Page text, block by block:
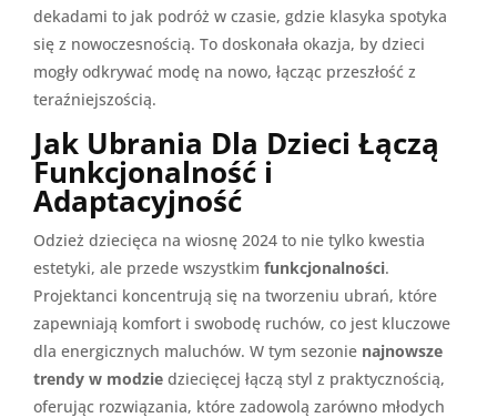
dekadami to jak podróż w czasie, gdzie klasyka spotyka
się z nowoczesnością. To doskonała okazja, by dzieci
mogły odkrywać modę na nowo, łącząc przeszłość z
teraźniejszością.
Jak Ubrania Dla Dzieci Łączą
Funkcjonalność i
Adaptacyjność
Odzież dziecięca na wiosnę 2024 to nie tylko kwestia
estetyki, ale przede wszystkim funkcjonalności.
Projektanci koncentrują się na tworzeniu ubrań, które
zapewniają komfort i swobodę ruchów, co jest kluczowe
dla energicznych maluchów. W tym sezonie najnowsze
trendy w modzie dziecięcej łączą styl z praktycznością,
oferując rozwiązania, które zadowolą zarówno młodych